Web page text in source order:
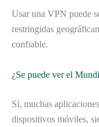
Usar una VPN puede
restringidas
confiable.
¿Se puede ver el
Sí, muchas
dispositivos móviles,